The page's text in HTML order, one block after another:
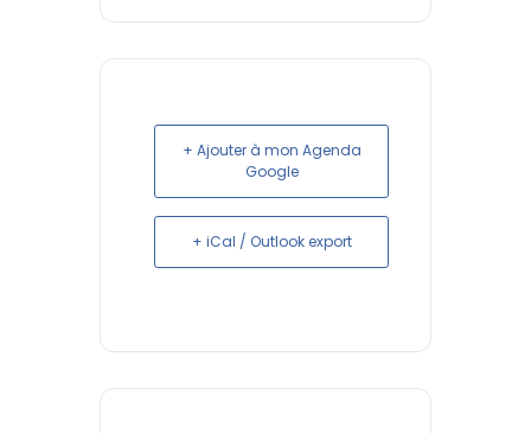
+ Ajouter à mon Agenda
Google
+ iCal / Outlook export